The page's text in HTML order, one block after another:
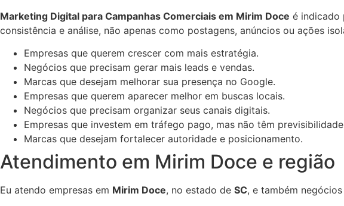
Marketing Digital para Campanhas Comerciais em Mirim Doce é indicado
consistência e análise, não apenas como postagens, anúncios ou ações
Empresas que querem crescer com mais estratégia.
Negócios que precisam gerar mais leads e vendas.
Marcas que desejam melhorar sua presença no Google.
Empresas que querem aparecer melhor em buscas locais.
Negócios que precisam organizar seus canais digitais.
Empresas que investem em tráfego pago, mas não têm
Marcas que desejam fortalecer autoridade e posicionamento.
Atendimento em Mirim Doce e região
Eu atendo empresas em Mirim Doce, no estado de SC, e também